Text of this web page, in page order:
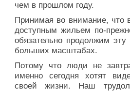
чем в прошлом году.
Принимая во внимание, что
доступным жильем по-
обязательно продолжим
больших масштабах.
Потому что люди не
именно сегодня хотят
своей жизни. Наш